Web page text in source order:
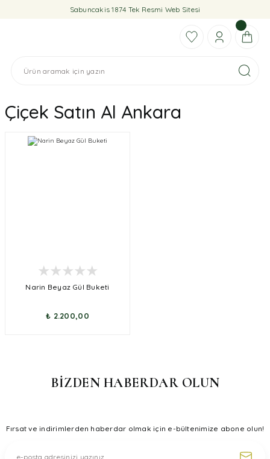
Sabuncakis 1874 Tek Resmi Web Sitesi
Çiçek Satın Al Ankara
Narin Beyaz Gül Buketi
₺ 2.200,00
BİZDEN HABERDAR OLUN
Fırsat ve indirimlerden haberdar olmak için e-bültenimize abone olun!